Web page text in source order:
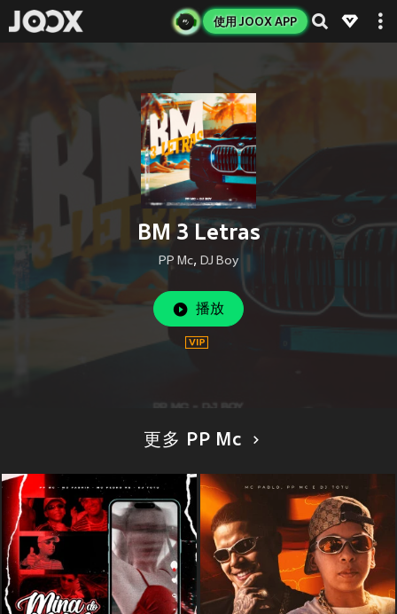
使用 JOOX APP
BM 3 Letras
PP Mc, DJ Boy
播放
更多 PP Mc